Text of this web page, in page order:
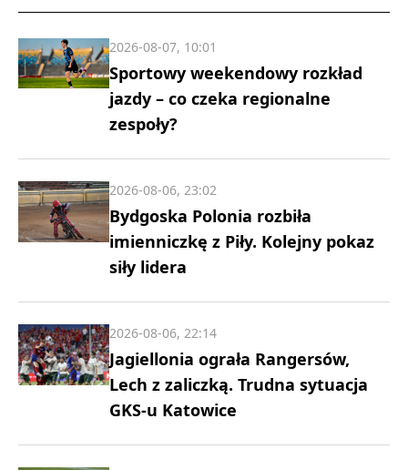
Sportowy weekendowy rozkład
jazdy – co czeka regionalne
zespoły?
2026-08-07, 10:01
Bydgoska Polonia rozbiła
imienniczkę z Piły. Kolejny pokaz
siły lidera
2026-08-06, 23:02
Jagiellonia ograła Rangersów,
Lech z zaliczką. Trudna sytuacja
GKS-u Katowice
2026-08-06, 22:14